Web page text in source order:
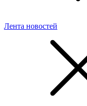
Лента новостей